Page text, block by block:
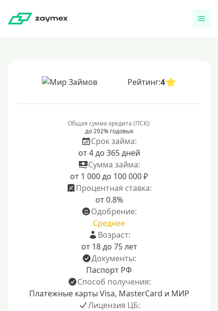
Рейтинг:4
Общая сумма кредита (ПСК):
до 292% годовых
Срок займа:
от 4 до 365 дней
Сумма займа:
от 1 000 до 100 000 ₽
Процентная ставка:
от 0.8%
Одобрение:
Среднее
Возраст:
от 18 до 75 лет
Документы:
Паспорт РФ
Способ получения:
Платежные карты Visa, MasterCard и МИР
Лицензия ЦБ: